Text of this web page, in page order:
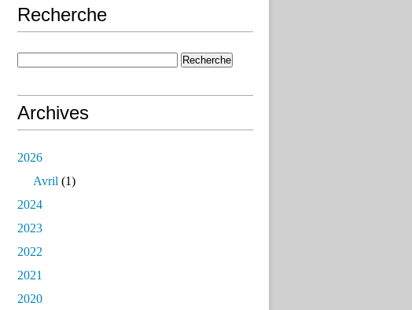
Recherche
Archives
2026
Avril (1)
2024
2023
2022
2021
2020